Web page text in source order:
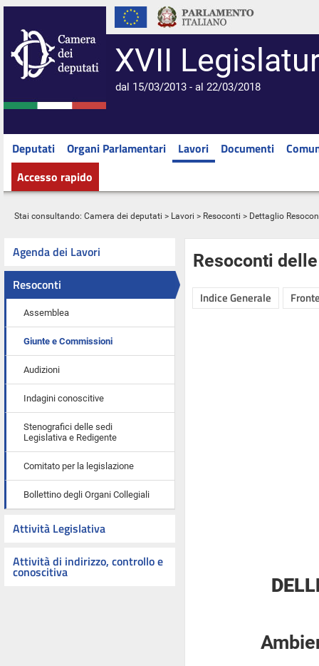
XVII
dal 15/03/2013 - al 22/03/2018
Deputati Organi Parlamentari Lavori Documenti
Accesso rapido
Stai consultando: Camera dei deputati > Lavori > Resoconti > Dettaglio
Agenda dei Lavori
Resoconti
Assemblea
Giunte e Commissioni
Audizioni
Indagini conoscitive
Stenografici delle sedi
Legislativa e Redigente
Comitato per la legislazione
Bollettino degli Organi Collegiali
Attività Legislativa
Attività di indirizzo, controllo e
conoscitiva
Resoconti
Indice Generale